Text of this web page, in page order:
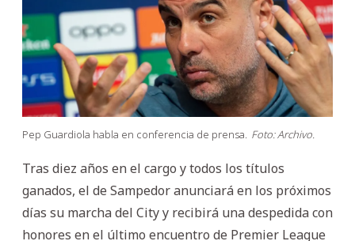
Pep Guardiola habla en conferencia de prensa. Foto: Archivo.
Tras diez años en el cargo y todos los títulos
ganados, el de Sampedor anunciará en los próximos
días su marcha del City y recibirá una despedida con
honores en el último encuentro de Premier League